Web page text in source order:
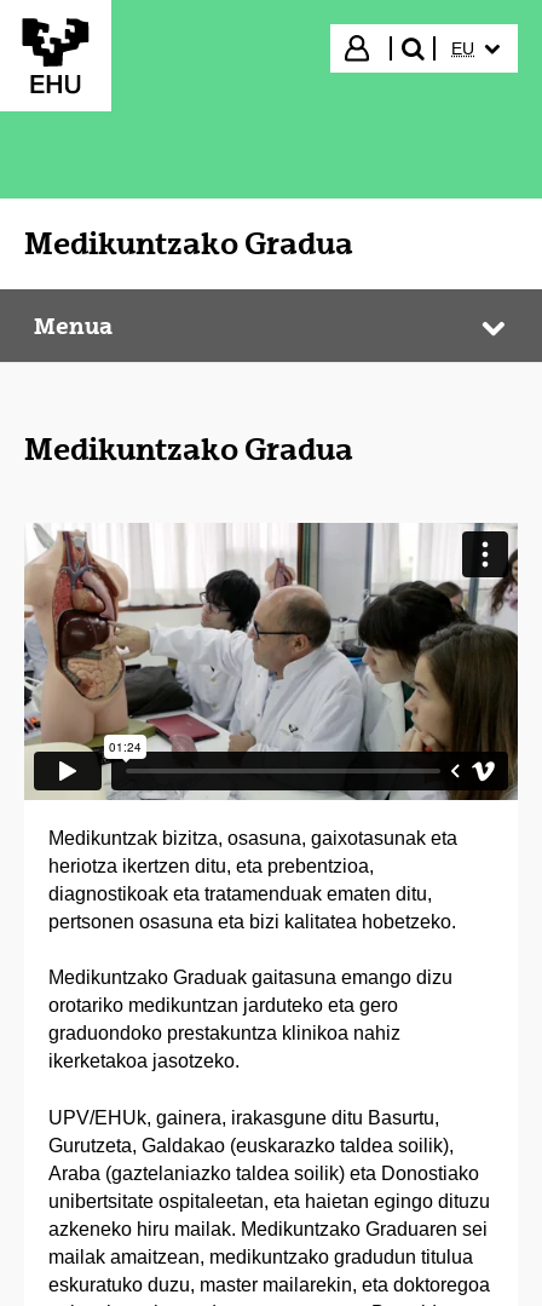
Eduki nagusira joan
Hasi saioa
bilatu"
EU
Medikuntzako Gradua
Medikuntzako Gradua
Menua
Medikuntzako Gradua
Medikuntzak bizitza, osasuna, gaixotasunak eta
heriotza ikertzen ditu, eta prebentzioa,
diagnostikoak eta tratamenduak ematen ditu,
pertsonen osasuna eta bizi kalitatea hobetzeko.
Medikuntzako Graduak gaitasuna emango dizu
orotariko medikuntzan jarduteko eta gero
graduondoko prestakuntza klinikoa nahiz
ikerketakoa jasotzeko.
UPV/EHUk, gainera, irakasgune ditu Basurtu,
Gurutzeta, Galdakao (euskarazko taldea soilik),
Araba (gaztelaniazko taldea soilik) eta Donostiako
unibertsitate ospitaleetan, eta haietan egingo dituzu
azkeneko hiru mailak. Medikuntzako Graduaren sei
mailak amaitzean, medikuntzako gradudun titulua
eskuratuko duzu, master mailarekin, eta doktoregoa